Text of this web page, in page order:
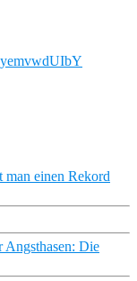
man einen Rekord
Angsthasen: Die